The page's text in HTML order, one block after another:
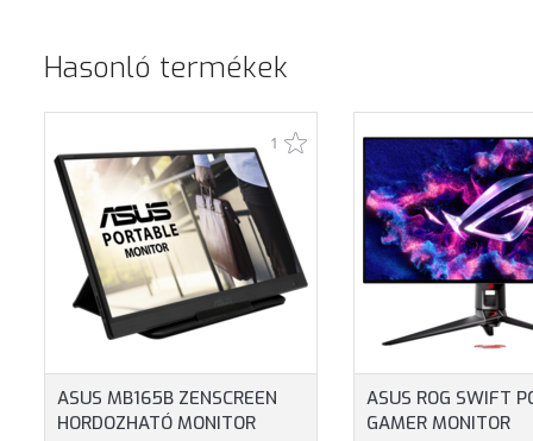
Hasonló termékek
1
ASUS MB165B ZENSCREEN
HORDOZHATÓ MONITOR
ASUS ROG SWIFT
GAMER MONITOR